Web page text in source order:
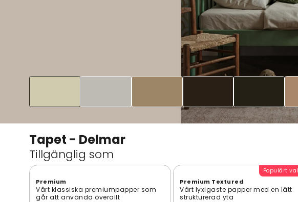
Tapet - Delmar
Tillgänglig som
Premium
Vårt klassiska premiumpapper som
går att använda överallt
Populärt val
Premium Textured
Vårt lyxigaste papper med en lätt
strukturerad yta